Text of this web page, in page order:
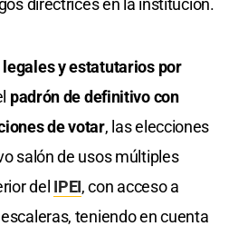
directrices en la institución.
legales y estatutarios por
padrón de definitivo con
de votar, las elecciones
salón de usos múltiples
del IPEI, con acceso a
teniendo en cuenta